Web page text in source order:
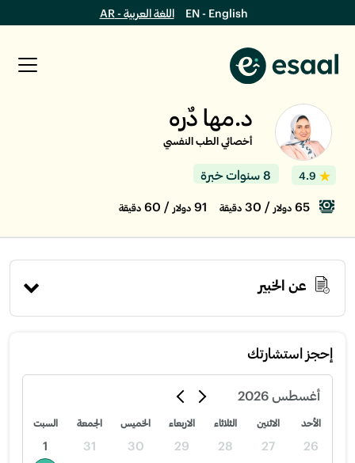
EN - English اللغة العربية - AR
د.مها دٌره
أخصائي الطب النفسي
4.9 8 سنوات خبرة
65 دولار / 30 دقيقة دولار / 60 دقيقة
عن الخبير
إحجز استشارتك
أغسطس 2026
الأحد الاثنين الثلاثاء الاربعاء الخميس الجمعة السبت
26
27
28
29
30
31
1